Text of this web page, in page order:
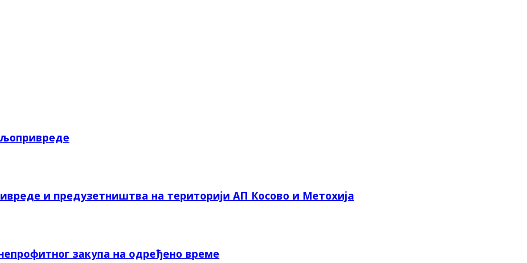
и предузетништва на територији АП Косово и Метохија
закупа на одређено време